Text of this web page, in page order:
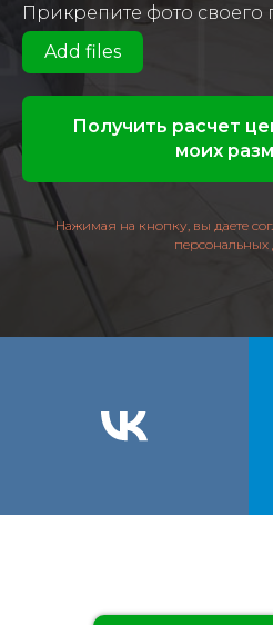
Прикрепите фото
Add files
Получить расчет
моих
Нажимая на кнопку, вы даете
персональных